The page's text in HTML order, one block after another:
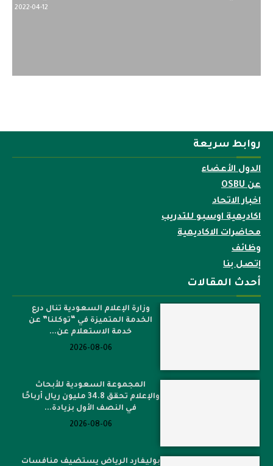
روابط سريعة
الدول الأعضاء
عن OSBU
اخبار الاتحاد
اكاديمية اوسبو للتدريب
محاضرات الاكاديمية
وظائف
إتصل بنا
أحدث المقالات
وزارة الإعلام السعودية تنال درع
الخدمة المتميزة في “توكلنا” عن
خدمة الاستعلام عن...
2026-08-06
المجموعة السعودية للأبحاث
والإعلام تحقق 34.8 مليون ريال أرباحًا
في النصف الأول بزيادة...
2026-08-06
بوليفارد الرياض يستضيف منافسات